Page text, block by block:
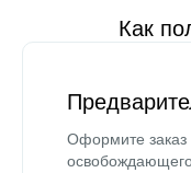
Как
Оформите заказ